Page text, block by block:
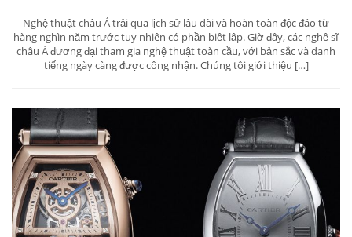
Nghệ thuật châu Á trải qua lịch sử lâu dài và hoàn toàn độc đáo từ
hàng nghìn năm trước tuy nhiên có phần biệt lập. Giờ đây, các nghệ sĩ
châu Á đương đại tham gia nghệ thuật toàn cầu, với bản sắc và danh
tiếng ngày càng được công nhận. Chúng tôi giới thiệu […]